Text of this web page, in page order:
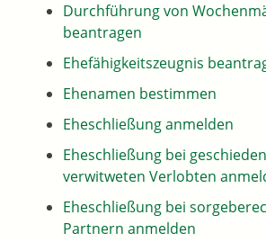
Durchführung von
beantragen
Ehefähigkeitszeugnis
Ehenamen bestimmen
Eheschließung anmelden
Eheschließung bei
verwitweten Verlobten
Eheschließung bei
Partnern anmelden